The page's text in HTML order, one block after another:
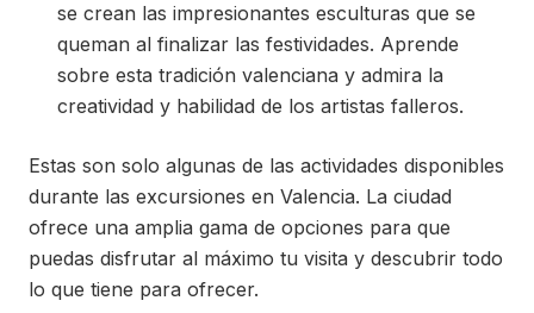
se crean las impresionantes esculturas que se
queman al finalizar las festividades. Aprende
sobre esta tradición valenciana y admira la
creatividad y habilidad de los artistas falleros.
Estas son solo algunas de las actividades disponibles
durante las excursiones en Valencia. La ciudad
ofrece una amplia gama de opciones para que
puedas disfrutar al máximo tu visita y descubrir todo
lo que tiene para ofrecer.